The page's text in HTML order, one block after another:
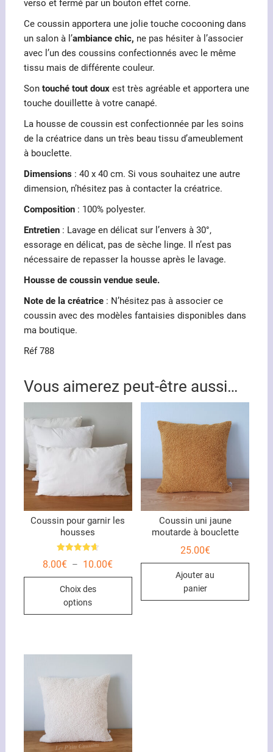
verso et fermé par un bouton effet corne.
Ce coussin apportera une jolie touche cocooning dans
un salon à l’ambiance chic, ne pas hésiter à l’associer
avec l’un des coussins confectionnés avec le même
tissu mais de différente couleur.
Son touché tout douxest très agréable et apportera une
touche douillette à votre canapé.
La housse de coussin est confectionnée par les soins
de la créatrice dans un très beau tissu d’ameublement
à bouclette.
Dimensions: 40 x 40 cm. Si vous souhaitez une autre
dimension, n’hésitez pas à contacter la créatrice.
Composition: 100% polyester.
Entretien: Lavage en délicat sur l’envers à 30°,
essorage en délicat, pas de sèche linge. Il n’est pas
nécessaire de repasser la housse après le lavage.
Housse de coussin vendue seule.
Note de la créatrice: N’hésitez pas à associer ce
coussin avec des modèles fantaisies disponibles dans
ma boutique.
Réf 788
Vous aimerez peut-être aussi…
Coussin pour garnir les
housses
4.67
8.00€ – 10.00€Plage
Choix des
options
Ce
Les
sur
la
Coussin uni jaune
moutarde à bouclette
25.00€
Ajouter au
panier